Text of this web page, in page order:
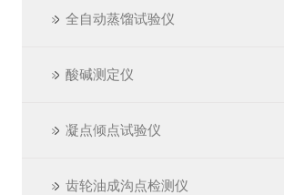
全自动蒸馏试验仪
酸碱测定仪
凝点倾点试验仪
齿轮油成沟点检测仪